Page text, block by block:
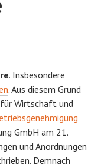
. Insbesondere
. Aus diesem Grund
Wirtschaft und
GmbH am 21.
und Anordnungen
Demnach